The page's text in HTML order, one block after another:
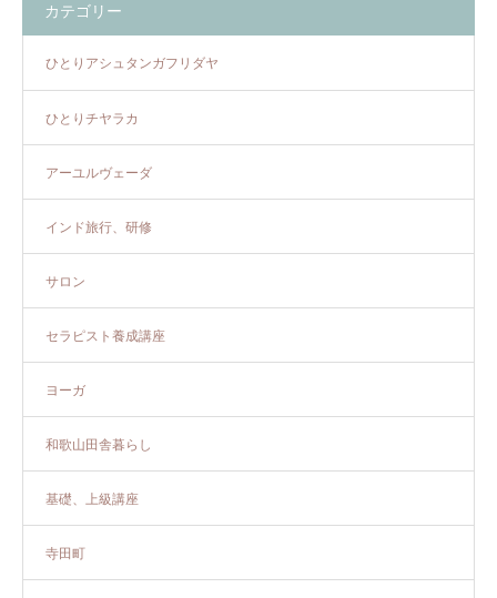
カテゴリー
ひとりアシュタンガフリダヤ
ひとりチヤラカ
アーユルヴェーダ
インド旅行、研修
サロン
セラピスト養成講座
ヨーガ
和歌山田舎暮らし
基礎、上級講座
寺田町